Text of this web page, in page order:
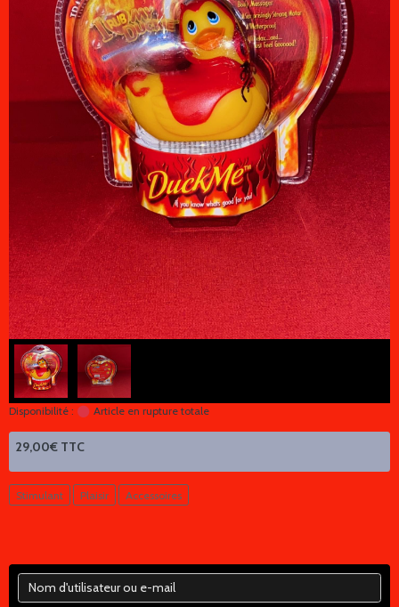
Disponibilité : Article en rupture totale
29,00€ TTC
Stimulant Plaisir Accessoires